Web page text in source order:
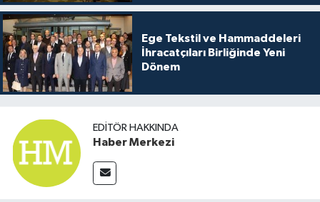
Ege Tekstil ve Hammaddeleri
İhracatçıları Birliğinde Yeni
Dönem
EDITÖR HAKKINDA
Haber Merkezi